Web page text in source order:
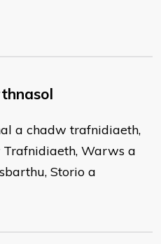
a chadw trafnidiaeth,
Warws a
Storio a